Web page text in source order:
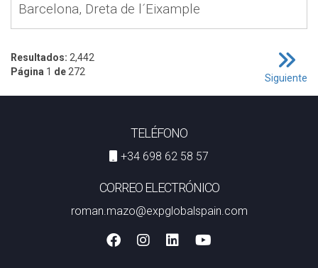
Barcelona, Dreta de l´Eixample
Siguiente
Resultados: 2,442
Página 1 de 272
TELÉFONO
+34 698 62 58 57
CORREO ELECTRÓNICO
roman.mazo@expglobalspain.com